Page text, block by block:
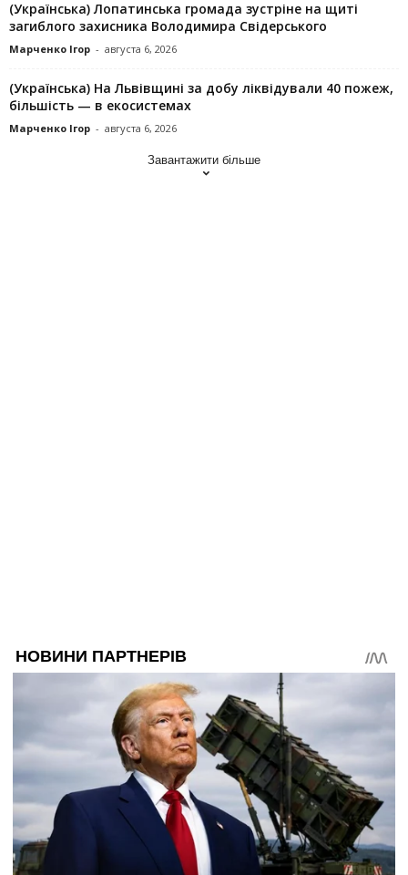
(Українська) Лопатинська громада зустріне на щиті
загиблого захисника Володимира Свідерського
Марченко Ігор - августа 6, 2026
(Українська) На Львівщині за добу ліквідували 40 пожеж,
більшість — в екосистемах
Марченко Ігор - августа 6, 2026
Завантажити більше